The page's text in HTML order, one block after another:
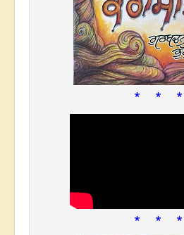
* * *
* * *